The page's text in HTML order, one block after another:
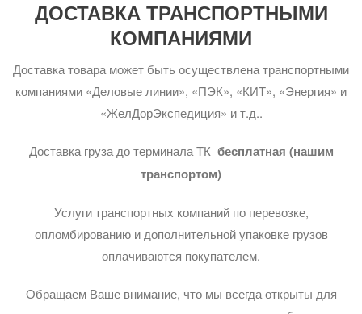
ДОСТАВКА ТРАНСПОРТНЫМИ
КОМПАНИЯМИ
Доставка товара может быть осуществлена транспортными
компаниями «Деловые линии», «ПЭК», «КИТ», «Энергия» и
«ЖелДорЭкспедиция» и т.д..
Доставка груза до терминала ТК бесплатная (нашим
транспортом)
Услуги транспортных компаний по перевозке,
опломбированию и дополнительной упаковке грузов
оплачиваются покупателем.
Обращаем Ваше внимание, что мы всегда открыты для